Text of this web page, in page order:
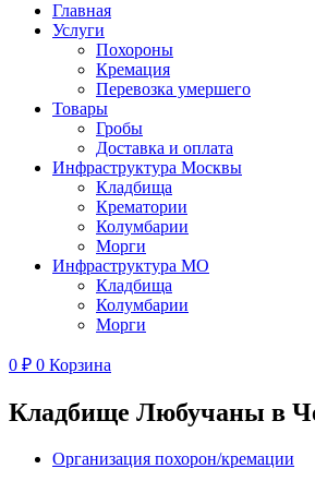
Главная
Услуги
Похороны
Кремация
Перевозка умершего
Товары
Гробы
Доставка и оплата
Инфраструктура Москвы
Кладбища
Крематории
Колумбарии
Морги
Инфраструктура МО
Кладбища
Колумбарии
Морги
0 ₽ 0 Корзина
Кладбище Любучаны в
Организация похорон/кремации